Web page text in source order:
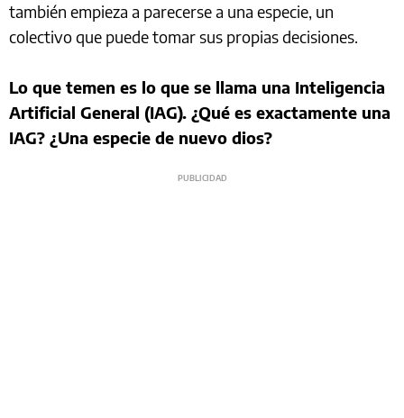
también empieza a parecerse a una especie, un
colectivo que puede tomar sus propias decisiones.
Lo que temen es lo que se llama una Inteligencia
Artificial General (IAG). ¿Qué es exactamente una
IAG? ¿Una especie de nuevo dios?